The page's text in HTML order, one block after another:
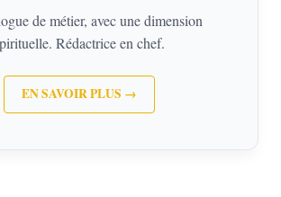
de métier, avec une dimension
Rédactrice en chef.
EN SAVOIR PLUS →